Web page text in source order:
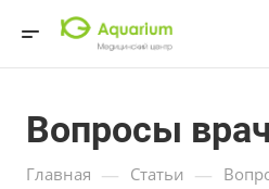
Вопросы
Главная — Статьи —